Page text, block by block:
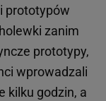
prototypów
zanim
prototypy,
wprowadzali
kilku godzin, a